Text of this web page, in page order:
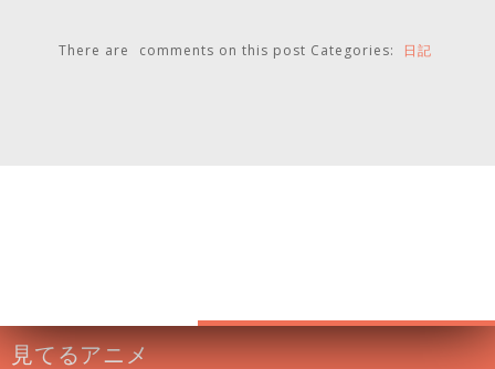
There are comments on this post Categories: 日記
見てるアニメ